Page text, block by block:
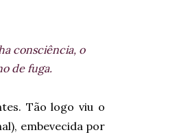
consciência, o
de fuga.
Tão logo viu o
embevecida por